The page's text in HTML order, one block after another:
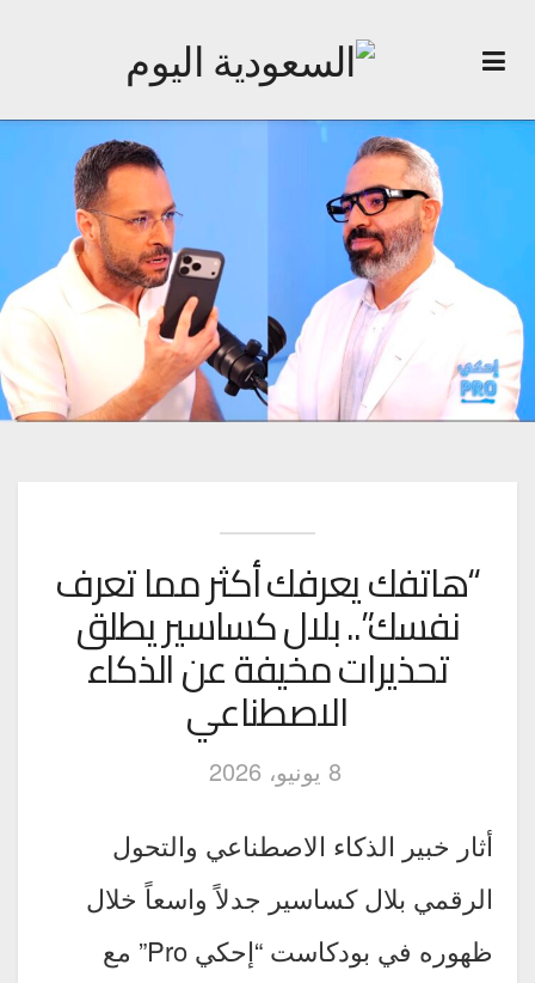
“هاتفك يعرفك أكثر مما تعرف
نفسك”.. بلال كساسير يطلق
تحذيرات مخيفة عن الذكاء
الاصطناعي
8 يونيو، 2026
أثار خبير الذكاء الاصطناعي والتحول
الرقمي بلال كساسير جدلاً واسعاً خلال
ظهوره في بودكاست “إحكي Pro” مع